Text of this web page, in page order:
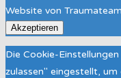
Website von
Akzeptieren
Die Cookie-
zulassen" eingestellt,